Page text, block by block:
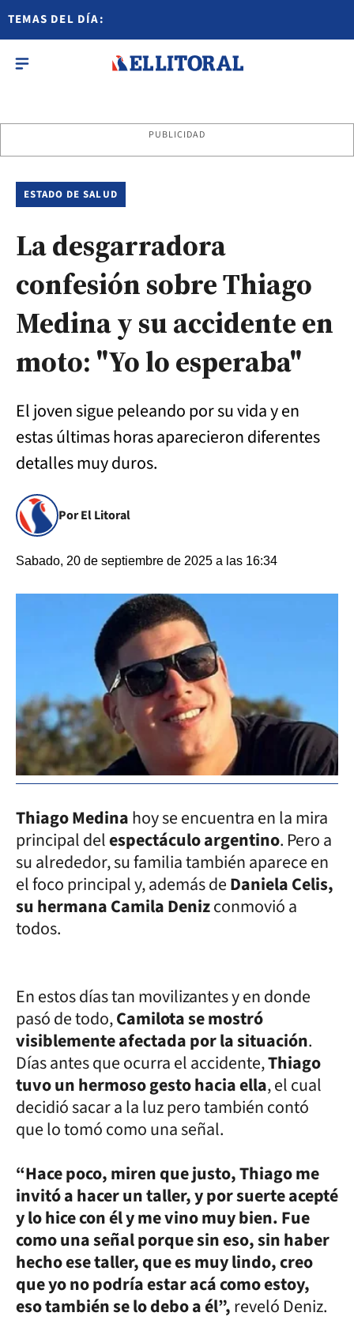
TEMAS DEL DÍA:
PUBLICIDAD
ESTADO DE SALUD
La desgarradora
confesión sobre Thiago
Medina y su accidente en
moto: "Yo lo esperaba"
El joven sigue peleando por su vida y en
estas últimas horas aparecieron diferentes
detalles muy duros.
Por El Litoral
Sabado, 20 de septiembre de 2025 a las 16:34
Thiago Medinahoy se encuentra en la mira
principal delespectáculo argentino. Pero a
su alrededor, su familia también aparece en
el foco principal y, además deDaniela Celis,
su hermana Camila Denizconmovió a
todos.
En estos días tan movilizantes y en donde
pasó de todo,Camilota se mostró
visiblemente afectada por la situación.
Días antes que ocurra el accidente,Thiago
tuvo un hermoso gesto hacia ella, el cual
decidió sacar a la luz pero también contó
que lo tomó como una señal.
“Hace poco, miren que justo, Thiago me
invitó a hacer un taller, y por suerte acepté
y lo hice con él y me vino muy bien. Fue
como una señal porque sin eso, sin haber
hecho ese taller, que es muy lindo, creo
que yo no podría estar acá como estoy,
eso también se lo debo a él”,reveló Deniz.